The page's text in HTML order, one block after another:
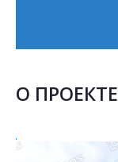
О ПРОЕКТЕ